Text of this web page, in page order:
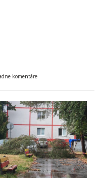
komentáre